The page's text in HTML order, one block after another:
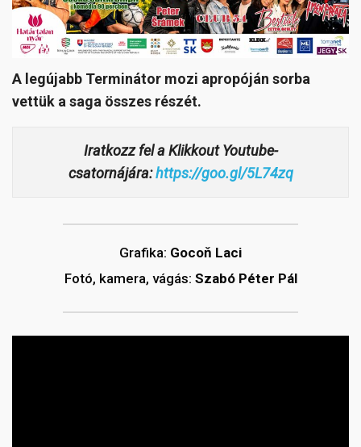
A legújabb Terminátor mozi apropóján sorba
vettük a saga összes részét.
Iratkozz fel a Klikkout Youtube-
csatornájára:https://goo.gl/5L74zq
Grafika: Gocoň Laci
Fotó, kamera, vágás: Szabó Péter Pál